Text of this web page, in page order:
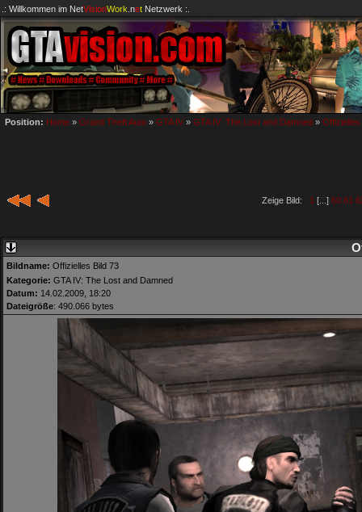
.: Willkommen im NetVisionWork .netNetzwerk :.
Position: Home » Grand Theft Auto » GTA IV » GTA IV: The Lost and Damned » Offizielles
Zeige Bild: 1 [...] 60 61
Bildname: Offizielles Bild 73
Kategorie: GTA IV: The Lost and Damned
Datum: 14.02.2009, 18:20
Dateigröße: 490.066 bytes